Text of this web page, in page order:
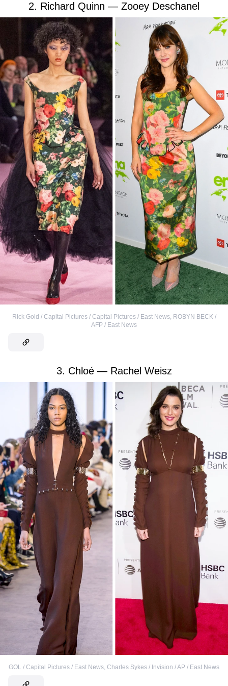
2. Richard Quinn — Zooey Deschanel
Rick Gold / Capital Pictures / Capital Pictures / East News, ROBYN BECK /
AFP / East News
3. Chloé — Rachel Weisz
GOL / Capital Pictures / East News, Charles Sykes / Invision / AP / East News